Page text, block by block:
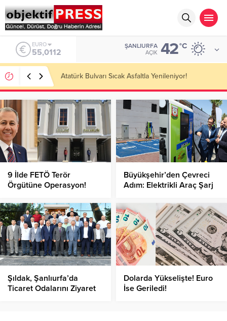
ALTIN
6.519,97
ŞANLIURFA
AÇIK 42°C
Temmuzda IPARD III Kapsamında 634,3 Milyon Lira
Hibe Ödemesi Yapıldı!
9 İlde FETÖ Terör
Örgütüne Operasyon!
Büyükşehir’den Çevreci
Adım: Elektrikli Araç Şarj
Şıldak, Şanlıurfa’da
Ticaret Odalarını Ziyaret
Dolarda Yükselişte! Euro
İse Geriledi!